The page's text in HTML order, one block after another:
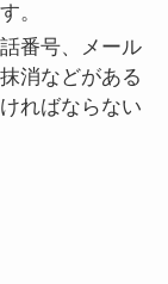
。
番号、メール
消などがある
ればならない